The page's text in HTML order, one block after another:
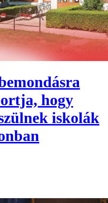
hogy
iskolák